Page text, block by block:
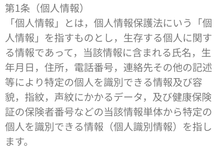
第1条（個人情報）
「個人情報」とは，個人情報保護法にいう「個
人情報」を指すものとし，生存する個人に関す
る情報であって，当該情報に含まれる氏名，生
年月日，住所，電話番号，連絡先その他の記述
等により特定の個人を識別できる情報及び容
貌，指紋，声紋にかかるデータ，及び健康保険
証の保険者番号などの当該情報単体から特定の
個人を識別できる情報（個人識別情報）を指し
ます。